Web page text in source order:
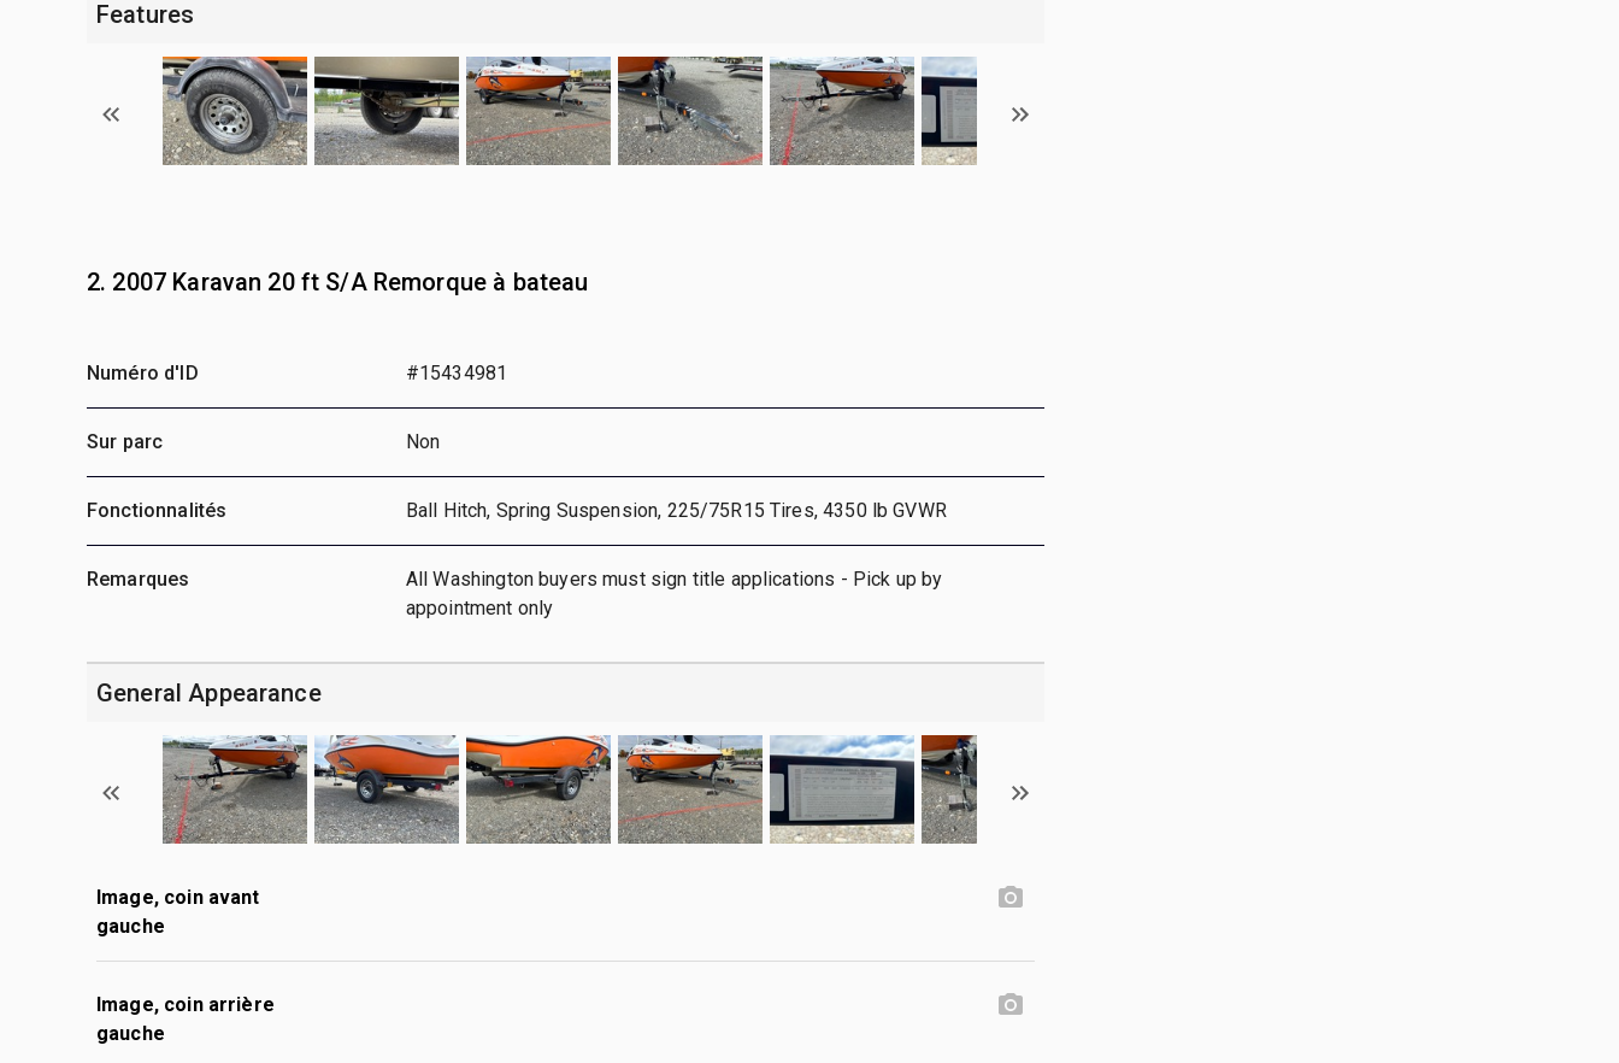
Features
2. 2007 Karavan 20 ft S/A Remorque à bateau
Numéro d'ID #15434981
Sur parc Non
Fonctionnalités Ball Hitch, Spring Suspension, 225/75R15 Tires, 4350 lb GVWR
Remarques
All Washington buyers must sign title applications - Pick up by
appointment only
General Appearance
Image, coin avant
gauche
Image, coin arrière
gauche